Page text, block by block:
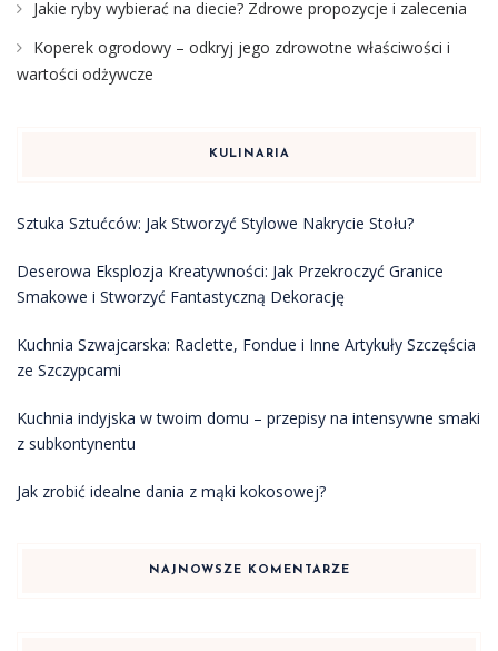
Jakie ryby wybierać na diecie? Zdrowe propozycje i zalecenia
Koperek ogrodowy – odkryj jego zdrowotne właściwości i
wartości odżywcze
KULINARIA
Sztuka Sztućców: Jak Stworzyć Stylowe Nakrycie Stołu?
Deserowa Eksplozja Kreatywności: Jak Przekroczyć Granice
Smakowe i Stworzyć Fantastyczną Dekorację
Kuchnia Szwajcarska: Raclette, Fondue i Inne Artykuły Szczęścia
ze Szczypcami
Kuchnia indyjska w twoim domu – przepisy na intensywne smaki
z subkontynentu
Jak zrobić idealne dania z mąki kokosowej?
NAJNOWSZE KOMENTARZE